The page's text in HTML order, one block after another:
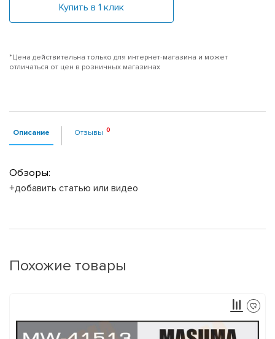
Купить в 1 клик
*Цена действительна только для интернет-магазина и может
отличаться от цен в розничных магазинах
Описание Отзывы
Обзоры:
+добавить статью или видео
Похожие товары